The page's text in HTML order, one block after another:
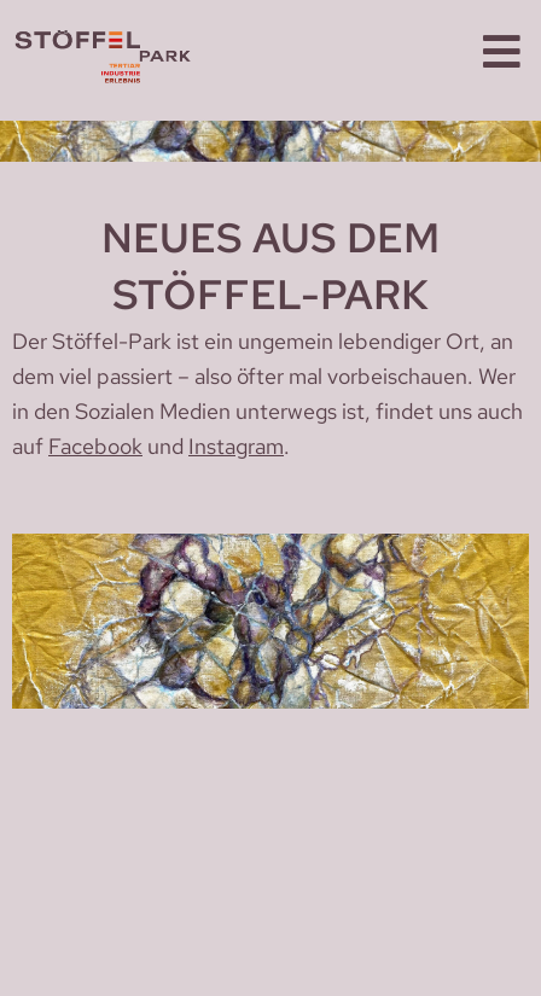
NEUES AUS DEM
STÖFFEL-PARK
Der Stöffel-Park ist ein ungemein lebendiger Ort, an
dem viel passiert – also öfter mal vorbeischauen. Wer
in den Sozialen Medien unterwegs ist, findet uns auch
auf Facebook und Instagram.